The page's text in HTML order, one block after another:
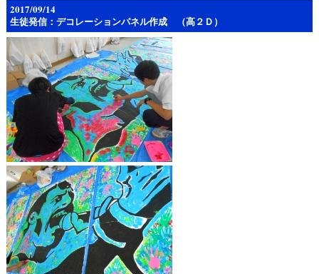
2017/09/14
生徒発信：デコレーションパネル作成 （高２Ｄ）